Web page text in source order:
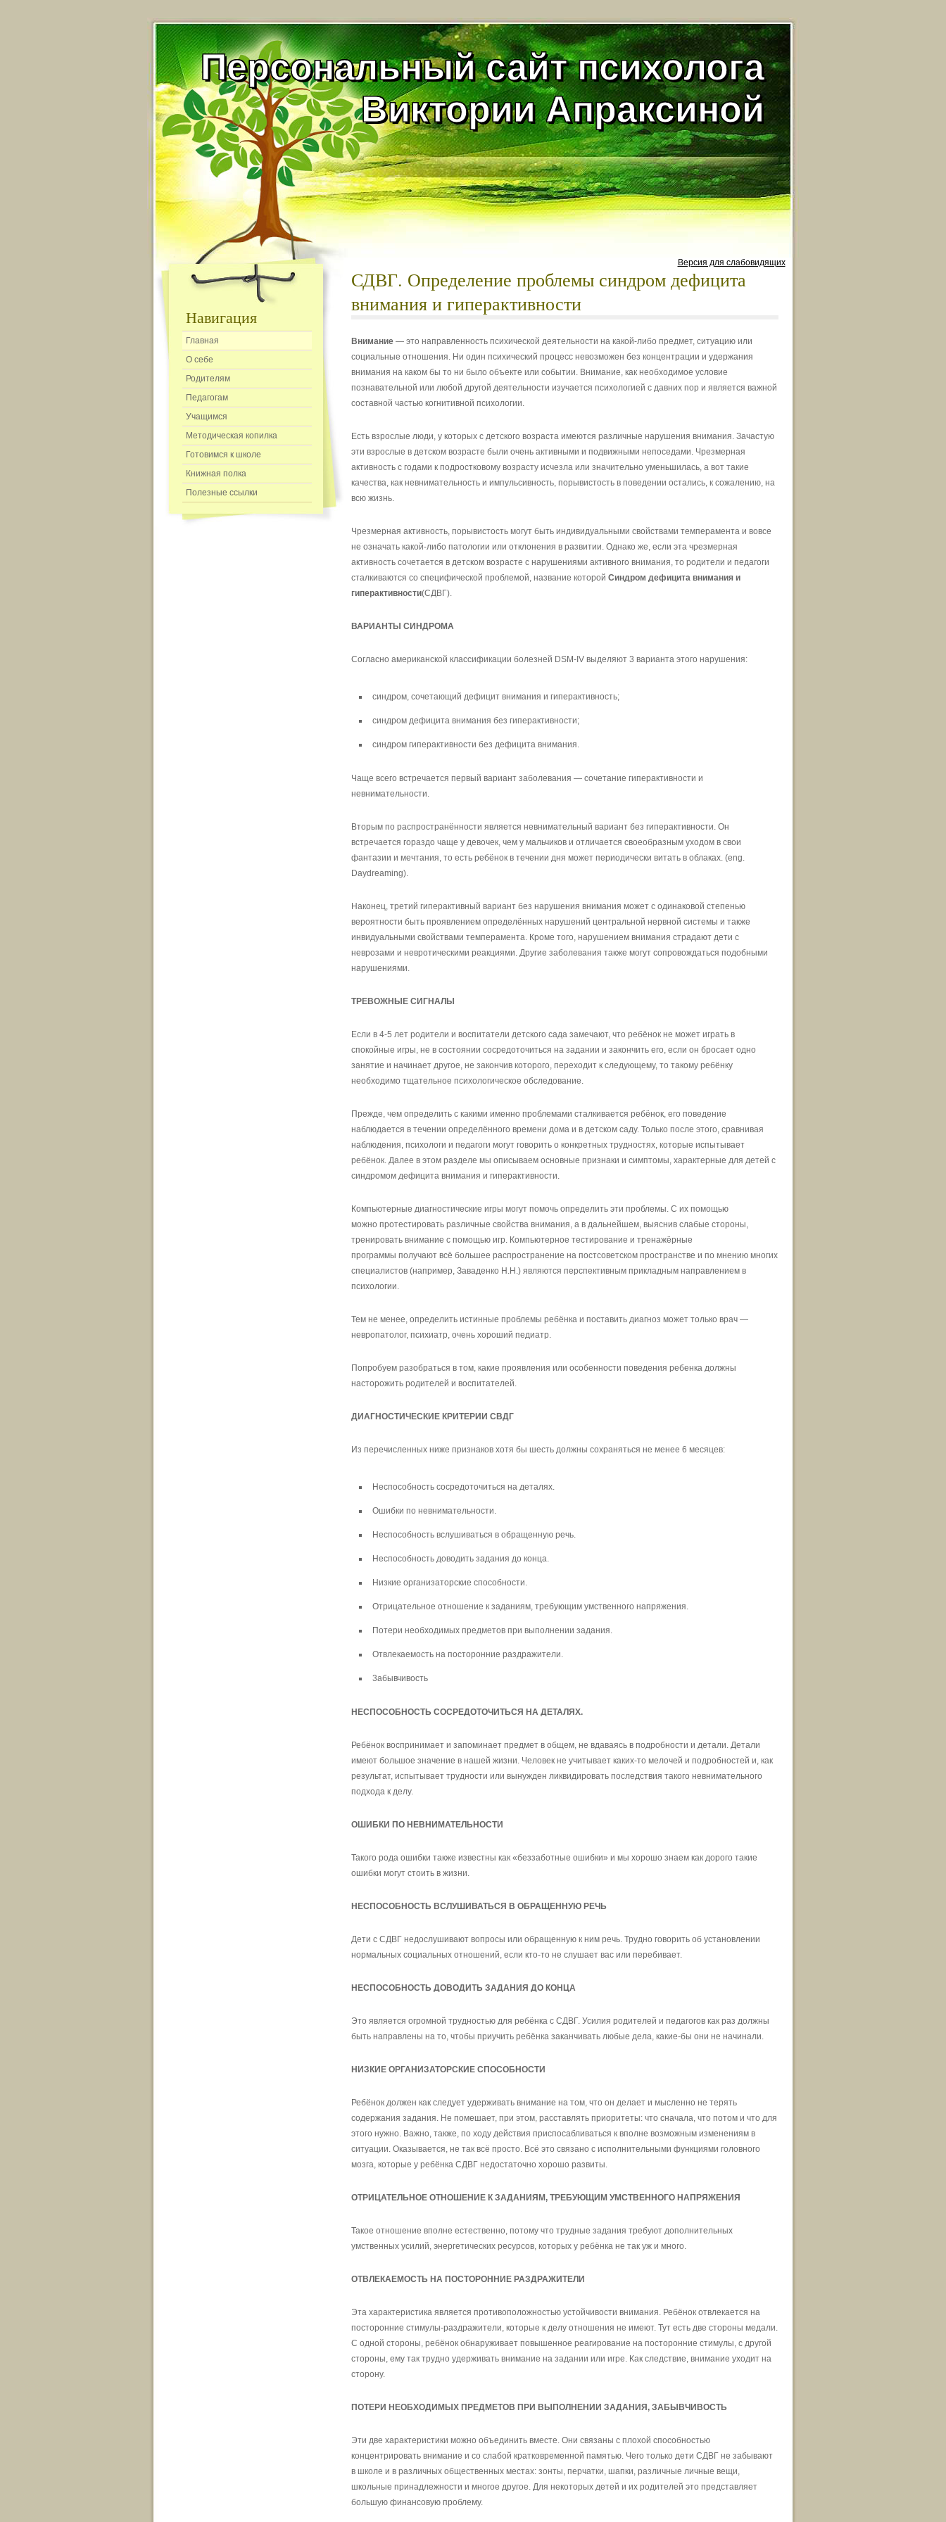
Персональный сайт психолога
Виктории Апраксиной
Версия для слабовидящих
Навигация
Главная
О себе
Родителям
Педагогам
Учащимся
Методическая копилка
Готовимся к школе
Книжная полка
Полезные ссылки
СДВГ. Определение проблемы синдром дефицита
внимания и гиперактивности
Внимание— это направленность психической деятельности на какой-либо предмет, ситуацию или
социальные отношения. Ни один психический процесс невозможен без концентрации и удержания
внимания на каком бы то ни было объекте или событии. Внимание, как необходимое условие
познавательной или любой другой деятельности изучается психологией с давних пор и является важной
составной частью когнитивной психологии.
Есть взрослые люди, у которых с детского возраста имеются различные нарушения внимания. Зачастую
эти взрослые в детском возрасте были очень активными и подвижными непоседами. Чрезмерная
активность с годами к подростковому возрасту исчезла или значительно уменьшилась, а вот такие
качества, как невнимательность и импульсивность, порывистость в поведении остались, к сожалению, на
всю жизнь.
Чрезмерная активность, порывистость могут быть индивидуальными свойствами темперамента и вовсе
не означать какой-либо патологии или отклонения в развитии. Однако же, если эта чрезмерная
активность сочетается в детском возрасте с нарушениями активного внимания, то родители и педагоги
сталкиваются со специфической проблемой, название которой Синдром дефицита внимания и
гиперактивности(СДВГ).
ВАРИАНТЫ СИНДРОМА
Согласно американской классификации болезней DSM-IV выделяют 3 варианта этого нарушения:
синдром, сочетающий дефицит внимания и гиперактивность;
синдром дефицита внимания без гиперактивности;
синдром гиперактивности без дефицита внимания.
Чаще всего встречается первый вариант заболевания — сочетание гиперактивности и
невнимательности.
Вторым по распространённости является невнимательный вариант без гиперактивности. Он
встречается гораздо чаще у девочек, чем у мальчиков и отличается своеобразным уходом в свои
фантазии и мечтания, то есть ребёнок в течении дня может периодически витать в облаках. (eng.
Daydreaming).
Наконец, третий гиперактивный вариант без нарушения внимания может с одинаковой степенью
вероятности быть проявлением определённых нарушений центральной нервной системы и также
инвидуальными свойствами темперамента. Кроме того, нарушением внимания страдают дети с
неврозами и невротическими реакциями. Другие заболевания также могут сопровождаться подобными
нарушениями.
ТРЕВОЖНЫЕ СИГНАЛЫ
Если в 4-5 лет родители и воспитатели детского сада замечают, что ребёнок не может играть в
спокойные игры, не в состоянии сосредоточиться на задании и закончить его, если он бросает одно
занятие и начинает другое, не закончив которого, переходит к следующему, то такому ребёнку
необходимо тщательное психологическое обследование.
Прежде, чем определить с какими именно проблемами сталкивается ребёнок, его поведение
наблюдается в течении определённого времени дома и в детском саду. Только после этого, сравнивая
наблюдения, психологи и педагоги могут говорить о конкретных трудностях, которые испытывает
ребёнок. Далее в этом разделе мы описываем основные признаки и симптомы, характерные для детей с
синдромом дефицита внимания и гиперактивности.
Компьютерные диагностические игры могут помочь определить эти проблемы. С их помощью
можно протестировать различные свойства внимания, а в дальнейшем, выяснив слабые стороны,
тренировать внимание с помощью игр. Компьютерное тестирование и тренажёрные
программы получают всё большее распространение на постсоветском пространстве и по мнению многих
специалистов (например, Заваденко Н.Н.) являются перспективным прикладным направлением в
психологии.
Тем не менее, определить истинные проблемы ребёнка и поставить диагноз может только врач —
невропатолог, психиатр, очень хороший педиатр.
Попробуем разобраться в том, какие проявления или особенности поведения ребенка должны
насторожить родителей и воспитателей.
ДИАГНОСТИЧЕСКИЕ КРИТЕРИИ СВДГ
Из перечисленных ниже признаков хотя бы шесть должны сохраняться не менее 6 месяцев:
Неспособность сосредоточиться на деталях.
Ошибки по невнимательности.
Неспособность вслушиваться в обращенную речь.
Неспособность доводить задания до конца.
Низкие организаторские способности.
Отрицательное отношение к заданиям, требующим умственного напряжения.
Потери необходимых предметов при выполнении задания.
Отвлекаемость на посторонние раздражители.
3абывчивость
НЕСПОСОБНОСТЬ СОСРЕДОТОЧИТЬСЯ НА ДЕТАЛЯХ.
Ребёнок воспринимает и запоминает предмет в общем, не вдаваясь в подробности и детали. Детали
имеют большое значение в нашей жизни. Человек не учитывает каких-то мелочей и подробностей и, как
результат, испытывает трудности или вынужден ликвидировать последствия такого невнимательного
подхода к делу.
ОШИБКИ ПО НЕВНИМАТЕЛЬНОСТИ
Такого рода ошибки также известны как «беззаботные ошибки» и мы хорошо знаем как дорого такие
ошибки могут стоить в жизни.
НЕСПОСОБНОСТЬ ВСЛУШИВАТЬСЯ В ОБРАЩЕННУЮ РЕЧЬ
Дети с СДВГ недослушивают вопросы или обращенную к ним речь. Трудно говорить об установлении
нормальных социальных отношений, если кто-то не слушает вас или перебивает.
НЕСПОСОБНОСТЬ ДОВОДИТЬ ЗАДАНИЯ ДО КОНЦА
Это является огромной трудностью для ребёнка с СДВГ. Усилия родителей и педагогов как раз должны
быть направлены на то, чтобы приучить ребёнка заканчивать любые дела, какие-бы они не начинали.
НИЗКИЕ ОРГАНИЗАТОРСКИЕ СПОСОБНОСТИ
Ребёнок должен как следует удерживать внимание на том, что он делает и мысленно не терять
содержания задания. Не помешает, при этом, расставлять приоритеты: что сначала, что потом и что для
этого нужно. Важно, также, по ходу действия приспосабливаться к вполне возможным изменениям в
ситуации. Оказывается, не так всё просто. Всё это связано с исполнительными функциями головного
мозга, которые у ребёнка СДВГ недостаточно хорошо развиты.
ОТРИЦАТЕЛЬНОЕ ОТНОШЕНИЕ К ЗАДАНИЯМ, ТРЕБУЮЩИМ УМСТВЕННОГО НАПРЯЖЕНИЯ
Такое отношение вполне естественно, потому что трудные задания требуют дополнительных
умственных усилий, энергетических ресурсов, которых у ребёнка не так уж и много.
ОТВЛЕКАЕМОСТЬ НА ПОСТОРОННИЕ РАЗДРАЖИТЕЛИ
Эта характеристика является противоположностью устойчивости внимания. Ребёнок отвлекается на
посторонние стимулы-раздражители, которые к делу отношения не имеют. Тут есть две стороны медали.
С одной стороны, ребёнок обнаруживает повышенное реагирование на посторонние стимулы, с другой
стороны, ему так трудно удерживать внимание на задании или игре. Как следствие, внимание уходит на
сторону.
ПОТЕРИ НЕОБХОДИМЫХ ПРЕДМЕТОВ ПРИ ВЫПОЛНЕНИИ ЗАДАНИЯ, ЗАБЫВЧИВОСТЬ
Эти две характеристики можно объединить вместе. Они связаны с плохой способностью
концентрировать внимание и со слабой кратковременной памятью. Чего только дети СДВГ не забывают
в школе и в различных общественных местах: зонты, перчатки, шапки, различные личные вещи,
школьные принадлежности и многое другое. Для некоторых детей и их родителей это представляет
большую финансовую проблему.